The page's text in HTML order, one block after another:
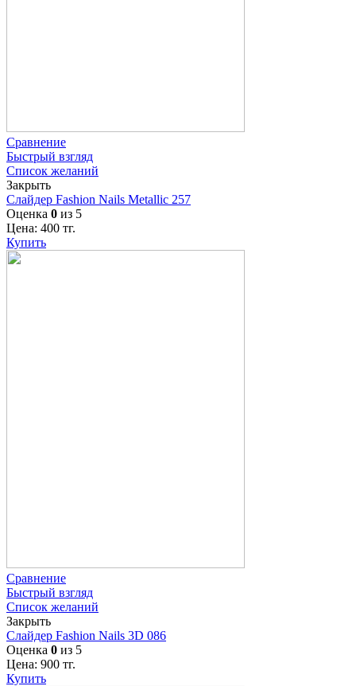
Сравнение
Быстрый взгляд
Список желаний
Закрыть
Слайдер Fashion Nails Metallic 257
Оценка 0 из 5
Цена: 400 тг.
Купить
Сравнение
Быстрый взгляд
Список желаний
Закрыть
Слайдер Fashion Nails 3D 086
Оценка 0 из 5
Цена: 900 тг.
Купить